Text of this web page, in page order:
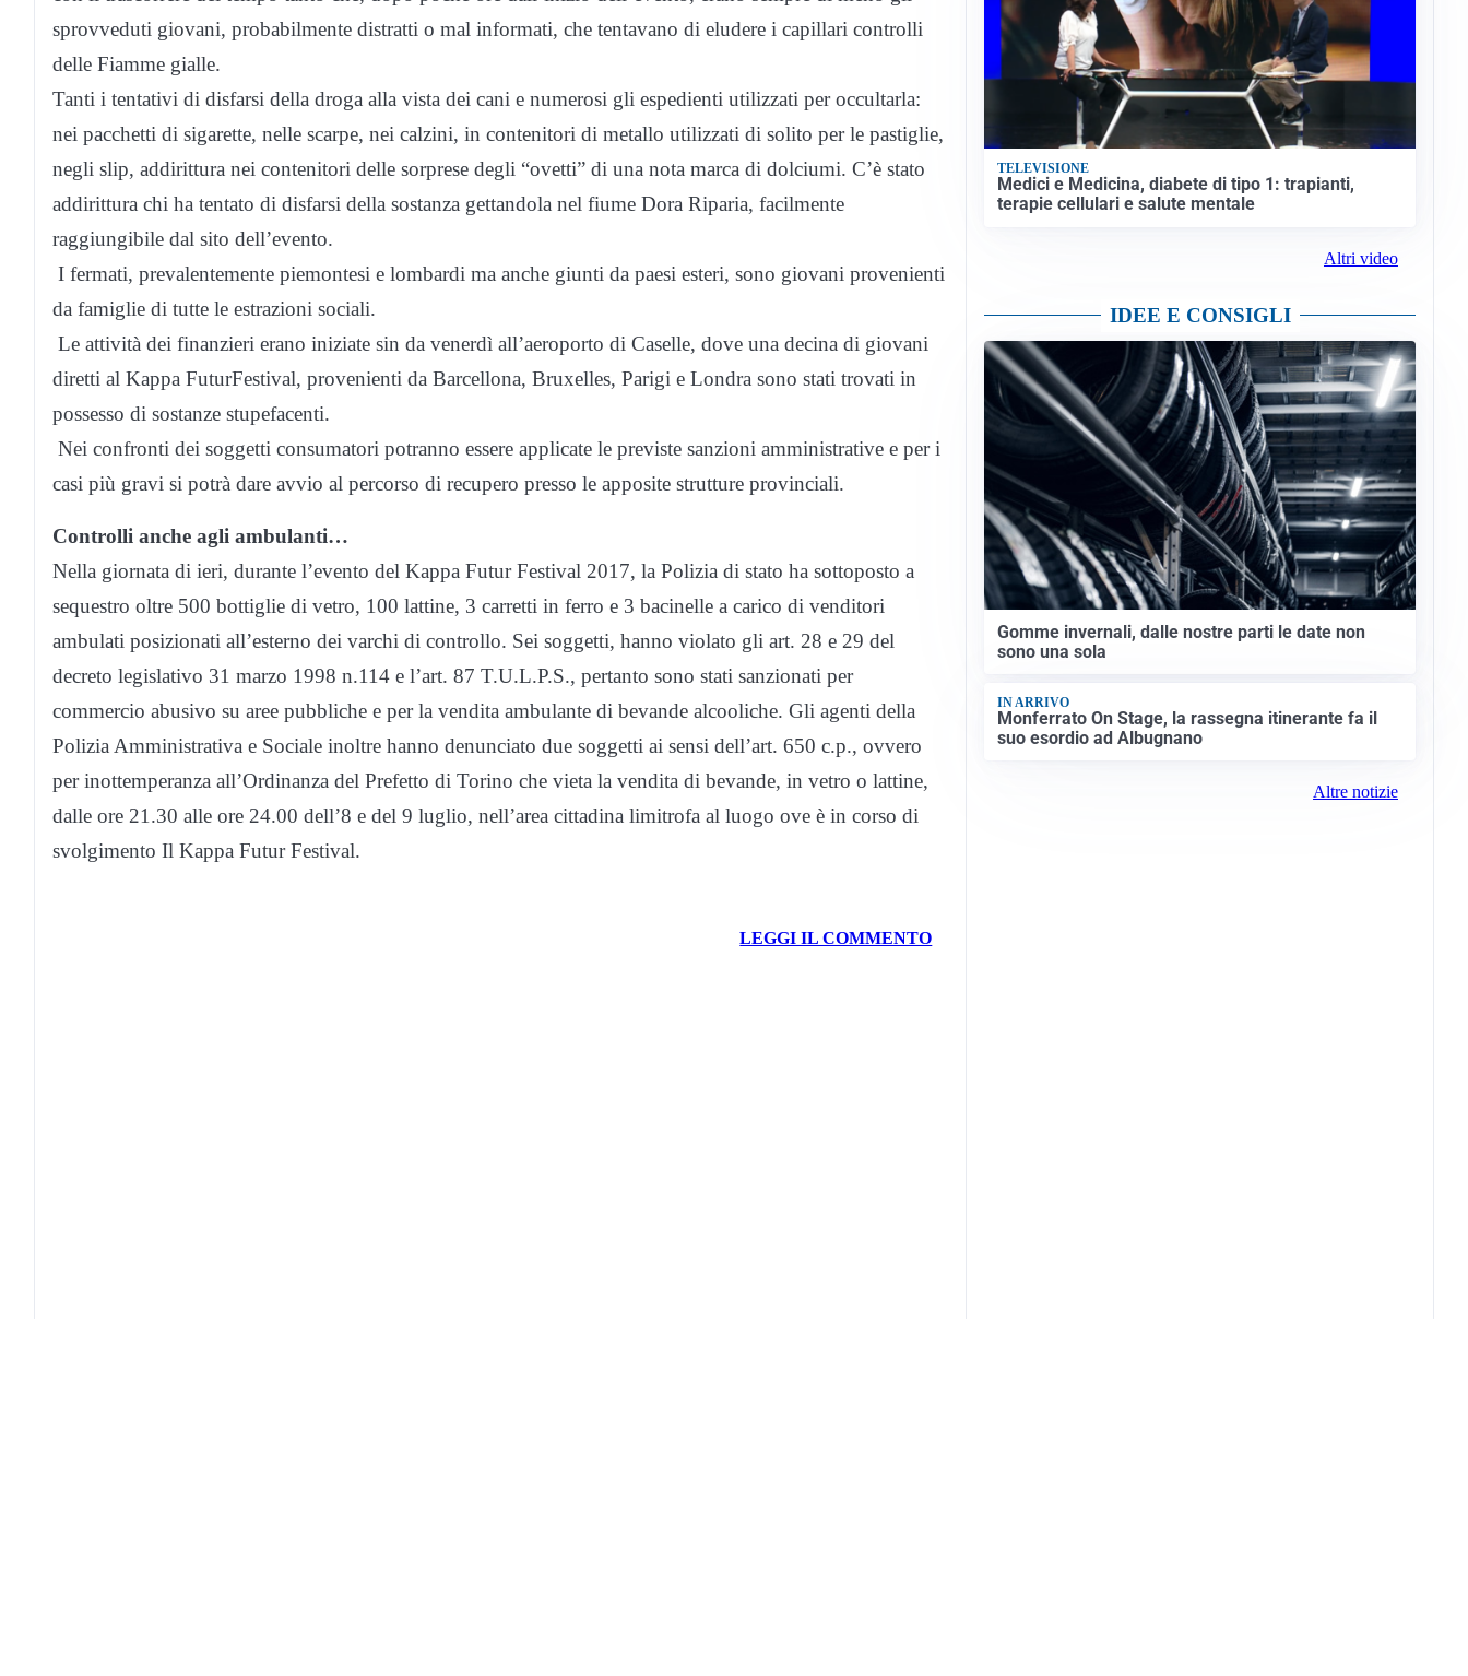
sprovveduti giovani, probabilmente distratti o mal informati, che tentavano di eludere i capillari controlli
delle Fiamme gialle.
Tanti i tentativi di disfarsi della droga alla vista dei cani e numerosi gli espedienti utilizzati per occultarla:
nei pacchetti di sigarette, nelle scarpe, nei calzini, in contenitori di metallo utilizzati di solito per le pastiglie,
negli slip, addirittura nei contenitori delle sorprese degli “ovetti” di una nota marca di dolciumi. C’è stato
addirittura chi ha tentato di disfarsi della sostanza gettandola nel fiume Dora Riparia, facilmente
raggiungibile dal sito dell’evento.
I fermati, prevalentemente piemontesi e lombardi ma anche giunti da paesi esteri, sono giovani provenienti
da famiglie di tutte le estrazioni sociali.
Le attività dei finanzieri erano iniziate sin da venerdì all’aeroporto di Caselle, dove una decina di giovani
diretti al Kappa FuturFestival, provenienti da Barcellona, Bruxelles, Parigi e Londra sono stati trovati in
possesso di sostanze stupefacenti.
Nei confronti dei soggetti consumatori potranno essere applicate le previste sanzioni amministrative e per i
casi più gravi si potrà dare avvio al percorso di recupero presso le apposite strutture provinciali.
Controlli anche agli ambulanti…
Nella giornata di ieri, durante l’evento del Kappa Futur Festival 2017, la Polizia di stato ha sottoposto a
sequestro oltre 500 bottiglie di vetro, 100 lattine, 3 carretti in ferro e 3 bacinelle a carico di venditori
ambulati posizionati all’esterno dei varchi di controllo. Sei soggetti, hanno violato gli art. 28 e 29 del
decreto legislativo 31 marzo 1998 n.114 e l’art. 87 T.U.L.P.S., pertanto sono stati sanzionati per
commercio abusivo su aree pubbliche e per la vendita ambulante di bevande alcooliche. Gli agenti della
Polizia Amministrativa e Sociale inoltre hanno denunciato due soggetti ai sensi dell’art. 650 c.p., ovvero
per inottemperanza all’Ordinanza del Prefetto di Torino che vieta la vendita di bevande, in vetro o lattine,
dalle ore 21.30 alle ore 24.00 dell’8 e del 9 luglio, nell’area cittadina limitrofa al luogo ove è in corso di
svolgimento Il Kappa Futur Festival.
LEGGI IL COMMENTO
TELEVISIONE
Medici e Medicina, diabete di tipo 1: trapianti,
terapie cellulari e salute mentale
Altri video
IDEE E CONSIGLI
Gomme invernali, dalle nostre parti le date non
sono una sola
IN ARRIVO
Monferrato On Stage, la rassegna itinerante fa il
suo esordio ad Albugnano
Altre notizie